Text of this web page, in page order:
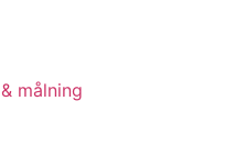
målning